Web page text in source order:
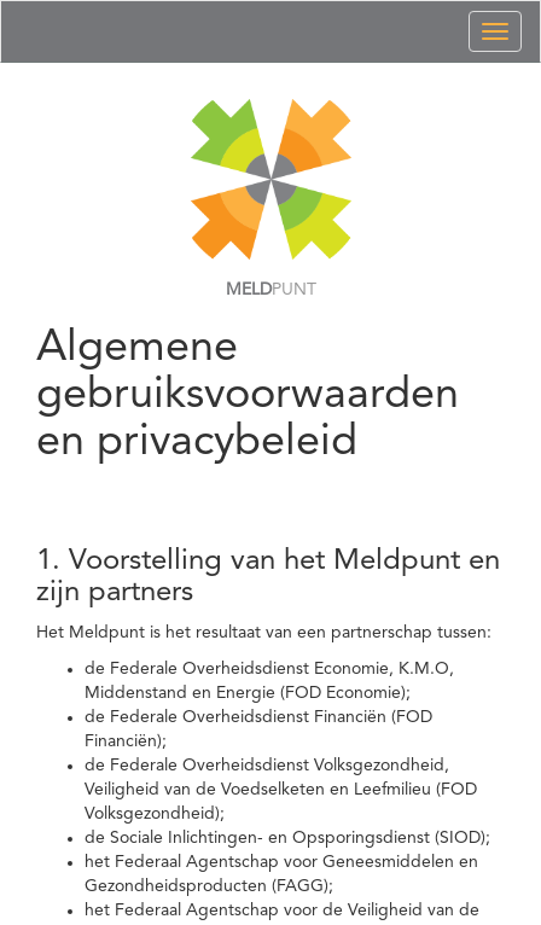
MELDPUNT
Algemene
gebruiksvoorwaarden
en privacybeleid
1. Voorstelling van het Meldpunt en
zijn partners
Het Meldpunt is het resultaat van een partnerschap tussen:
de Federale Overheidsdienst Economie, K.M.O,
Middenstand en Energie (FOD Economie);
de Federale Overheidsdienst Financiën (FOD
Financiën);
de Federale Overheidsdienst Volksgezondheid,
Veiligheid van de Voedselketen en Leefmilieu (FOD
Volksgezondheid);
de Sociale Inlichtingen- en Opsporingsdienst (SIOD);
het Federaal Agentschap voor Geneesmiddelen en
Gezondheidsproducten (FAGG);
het Federaal Agentschap voor de Veiligheid van de